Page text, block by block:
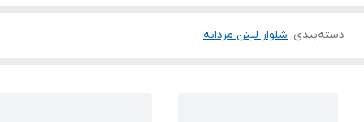
دسته‌بندی: شلوار لینن مردانه